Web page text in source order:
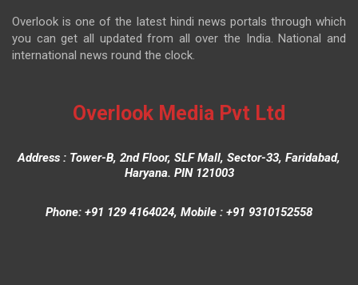
Overlook is one of the latest hindi news portals through which
you can get all updated from all over the India. National and
international news round the clock.
Overlook Media Pvt Ltd
Address : Tower-B, 2nd Floor, SLF Mall, Sector-33, Faridabad,
Haryana. PIN 121003
Phone: +91 129 4164024, Mobile : +91 9310152558